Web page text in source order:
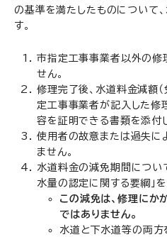
の基準を満たしたものについて
す。
市指定工事事業者以外の修
せん。
修理完了後、水道料金減額
定工事事業者が記入した修
容を証明できる書類を添付
使用者の故意または過失に
ません。
水道料金の減免期間につい
水量の認定に関する要綱」
この減免は、修理にか
ではありません。
水道と下水道等の両方